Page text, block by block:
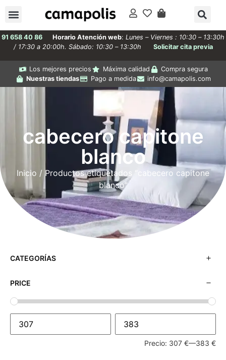
91 658 40 86 Horario Atención web: Lunes – Viernes : 10:30 – 13:30h
/ 17:30 a 20:00h. Sábado: 10:30 – 13:30h
Solicitar cita previa
Los mejores precios Máxima calidad
Compra segura
Nuestras tiendas
Pago a medida info@camapolis.com
cabecero capitone
blanco
Inicio / Productos etiquetados “cabecero capitone
blanco”
CATEGORÍAS
PRICE
Precio: 307 €—383 €